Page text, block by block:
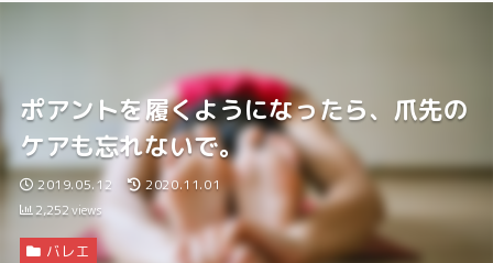
ポアントを履くようになったら、爪先の
ケアも忘れないで。
2019.05.12
2020.11.01
2,252views
バレエ